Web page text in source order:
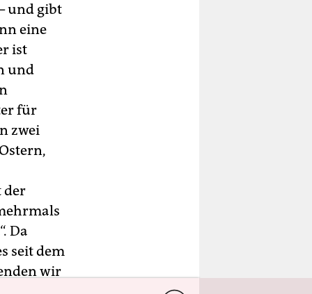
und gibt
eine
ist
und
für
zwei
der
Da
seit dem
wir